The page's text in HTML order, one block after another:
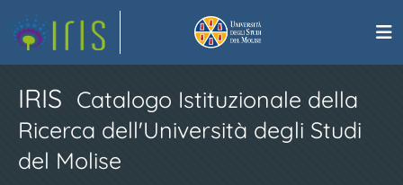
IRIS Catalogo Istituzionale della
Ricerca dell'Università degli Studi
del Molise